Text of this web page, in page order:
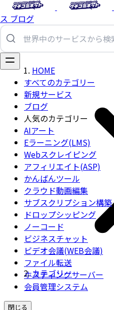
ス ブログ
すべてのカテゴリー
新規サービス
ブログ
人気のカテゴリー
AIアート
Eラーニング(LMS)
Webスクレイピング
アフィリエイト(ASP)
かんばんツール
クラウド動画編集
サブスクリプション構築
ドロップシッピング
ノーコード
ビジネスチャット
ビデオ会議(WEB会議)
ファイル転送
ホスティングサーバー
会員管理システム
閉じる
HOME
カテゴリー